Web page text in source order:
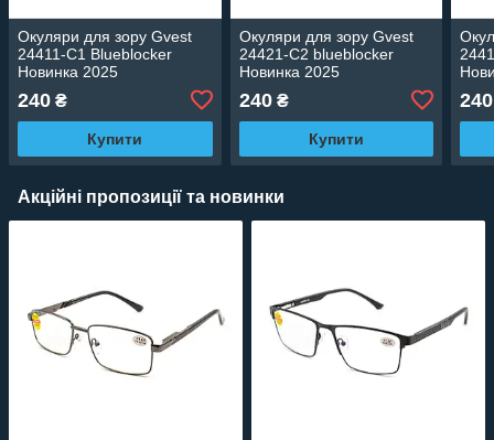
Окуляри для зору Gvest
24411-C1 Blueblocker
Новинка 2025
240 ₴
Купити
Окуляри для зору Gvest
24421-C2 blueblocker
Новинка 2025
240₴
Купити
240
Акційні пропозиції та новинки